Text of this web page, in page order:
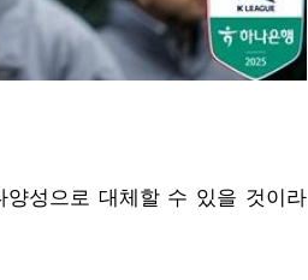
성으로 대체할 수 있을 것이라